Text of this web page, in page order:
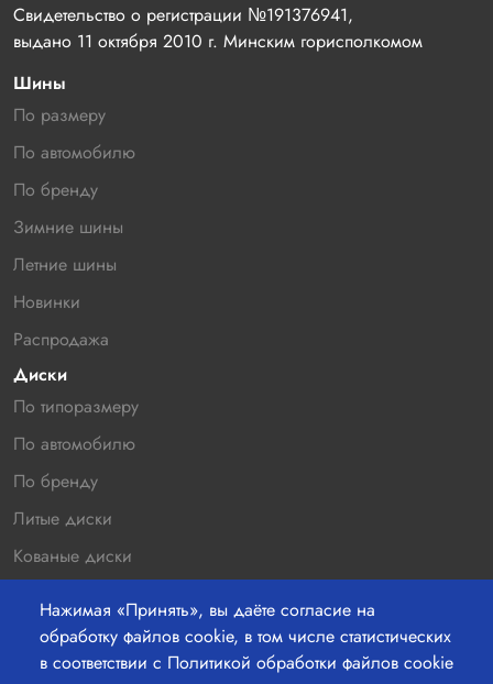
Нажимая «Принять», вы даёте согласие на
обработку файлов cookie, в том числе статистических
в соответствии с Политикой обработки файлов cookie
Свидетельство о регистрации №191376941,
выдано 11 октября 2010 г. Минским горисполкомом
Шины
По размеру
По автомобилю
По бренду
Зимние шины
Летние шины
Новинки
Распродажа
Диски
По типоразмеру
По автомобилю
По бренду
Литые диски
Кованые диски
Распродажа
Контакты